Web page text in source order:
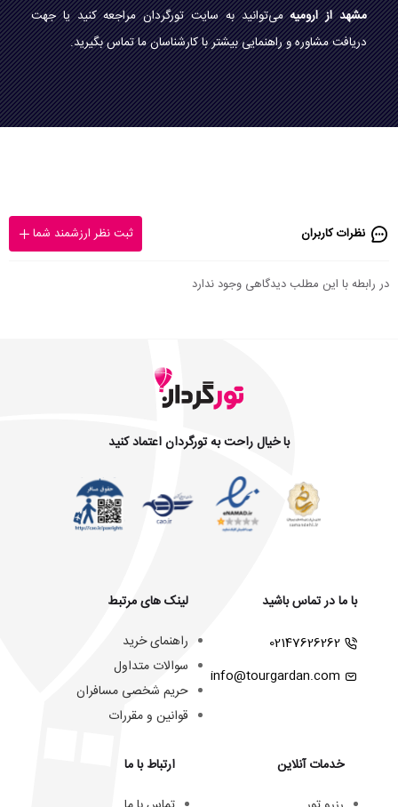
مشهد از ارومیهمی‌توانید به سایت تورگردان مراجعه کنید یا جهت
دریافت مشاوره و راهنمایی بیشتر با کارشناسان ما تماس بگیرید.
نظرات کاربران ثبت نظر ارزشمند شما
در رابطه با این مطلب دیدگاهی وجود ندارد
با خیال راحت به تورگردان اعتماد کنید
با ما در تماس باشید
02147626262
info@tourgardan.com
خدمات آنلاین
لینک های مرتبط
راهنمای خرید
سوالات متداول
حریم شخصی مسافران
قوانین و مقررات
ارتباط با ما